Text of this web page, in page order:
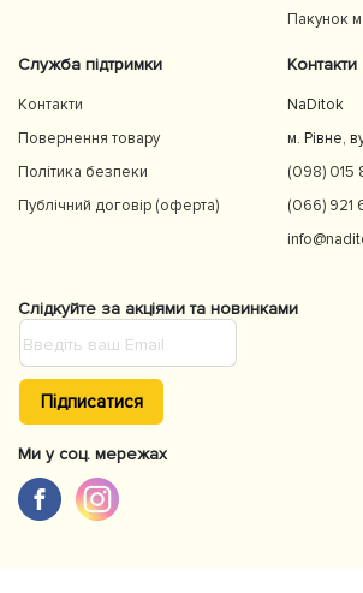
Пакунок
Служба підтримки
Контакти
Повернення товару
Політика безпеки
Публічний договір (оферта)
Контакти
NaDitok
м. Рівне,
(098) 015
(066) 921
Слідкуйте за акціями та новинками
Підписатися
Ми у соц. мережах